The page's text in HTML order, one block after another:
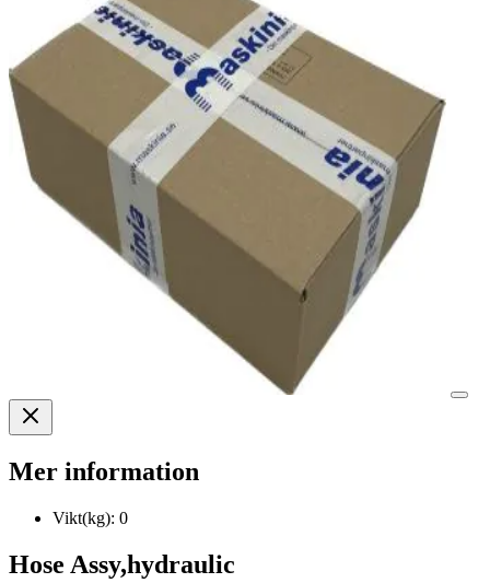
Mer information
Vikt(kg): 0
Hose Assy,hydraulic